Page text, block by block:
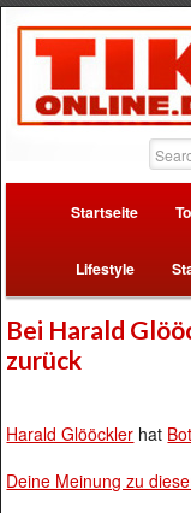
Startseite
Lifestyle
Bei Harald
zurück
Harald Glööckler hat
Deine Meinung zu